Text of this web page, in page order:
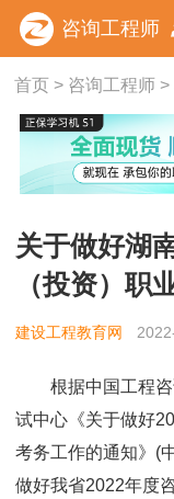
咨询工程师
首页> 咨询工程师>
关于做好湖
（投资）职
知
建设工程教育网
根据中国工程咨
试中心《关于做好
考务工作的通知》(
做好我省2022年度